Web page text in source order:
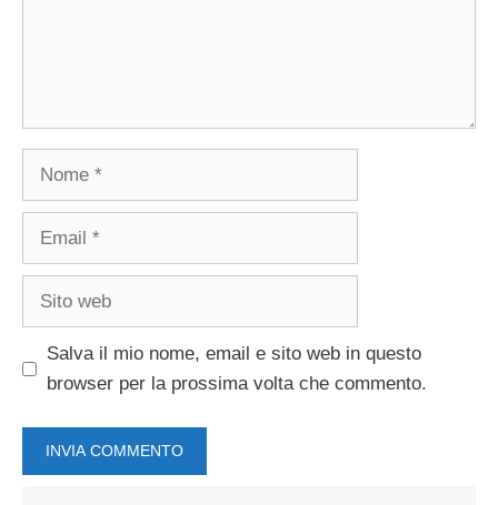
Nome
Email
Sito
Salva il mio nome, email e sito web in questo
browser per la prossima volta che commento.